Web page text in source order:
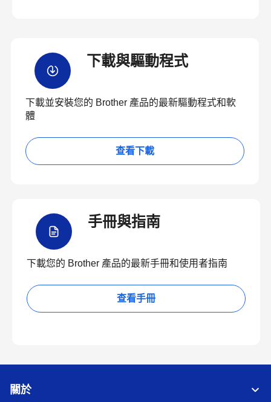
下載與驅動程式
下載並安裝您的 Brother 產品的最新驅動程式和軟
體
查看下載
手冊與指南
下載您的 Brother 產品的最新手冊和使用者指南
查看手冊
關於